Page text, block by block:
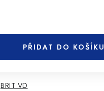
PŘIDAT DO KOŠÍKU
BRIT VD